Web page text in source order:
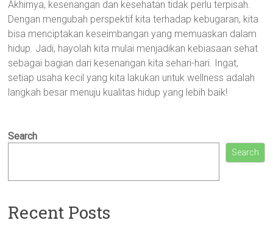
Akhirnya, kesenangan dan kesehatan tidak perlu terpisah.
Dengan mengubah perspektif kita terhadap kebugaran, kita
bisa menciptakan keseimbangan yang memuaskan dalam
hidup. Jadi, hayolah kita mulai menjadikan kebiasaan sehat
sebagai bagian dari kesenangan kita sehari-hari. Ingat,
setiap usaha kecil yang kita lakukan untuk wellness adalah
langkah besar menuju kualitas hidup yang lebih baik!
Search
Search
Recent Posts